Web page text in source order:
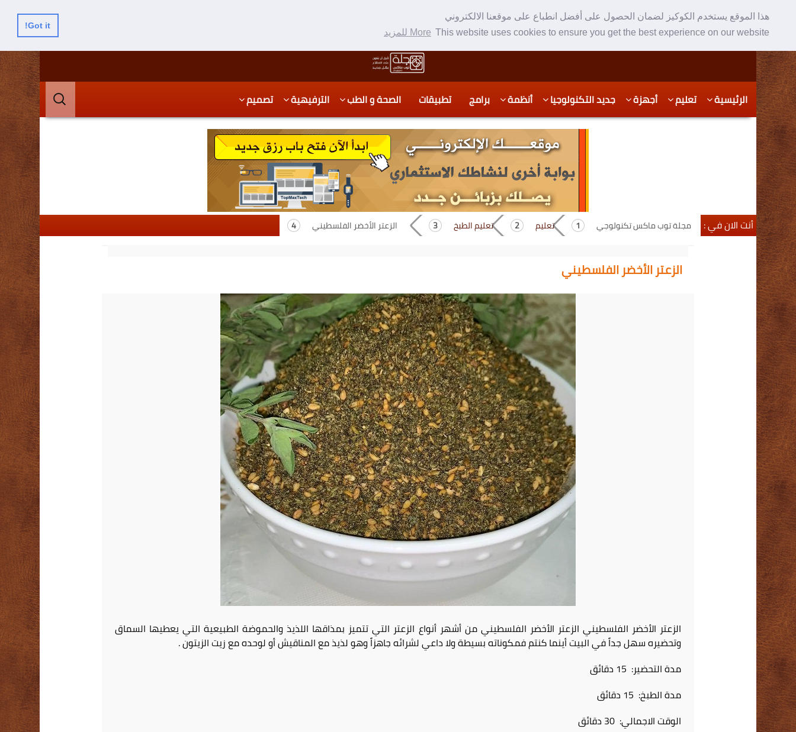
هذا الموقع يستخدم الكوكيز لضمان الحصول على أفضل انطباع على موقعنا الالكتروني
This website uses cookies to ensure you get the best experience on our website More للمزيد
Got it!
Skip
to
content
Skip
to
secondary
content
الرئيسية تعليم أجهزة جديد التكنولوجيا أنظمة برامج تطبيقات الصحة و الطب الترفيهية تصميم
البحث
عن:
أنت الان في : مجلة توب ماكس تكنولوجي تعليم تعليم الطبخ الزعتر الأخضر الفلسطيني
الزعتر الأخضر الفلسطيني
الزعتر الأخضر الفلسطيني الزعتر الأخضر الفلسطيني من أشهر أنواع الزعتر التي تتميز بمذاقها اللذيذ والحموضة الطبيعية التي يعطيها السماق
وتحضيره سهل جداً في البيت أينما كنتم فمكوناته بسيطة ولا داعي لشرائه جاهزاً وهو لذيذ مع المناقيش أو لوحده مع زيت الزيتون .
مدة التحضير: 15 دقائق
مدة الطبخ: 15 دقائق
الوقت الاجمالي: 30 دقائق